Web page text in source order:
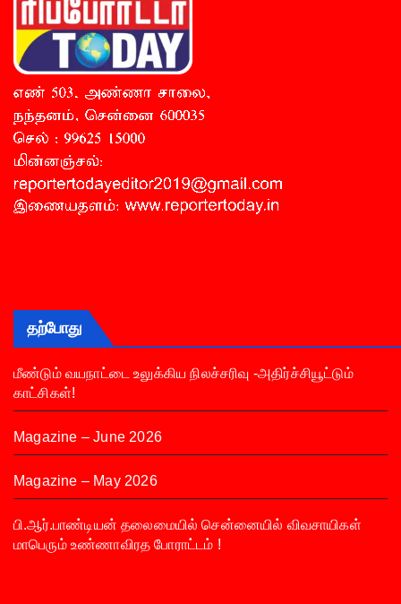
தற்போது
மீண்டும் வயநாட்டை உலுக்கிய நிலச்சரிவு -அதிர்ச்சியூட்டும்
காட்சிகள்!
Magazine – June 2026
Magazine – May 2026
பி.ஆர்.பாண்டியன் தலைமையில் சென்னையில் விவசாயிகள்
மாபெரும் உண்ணாவிரத போராட்டம் !